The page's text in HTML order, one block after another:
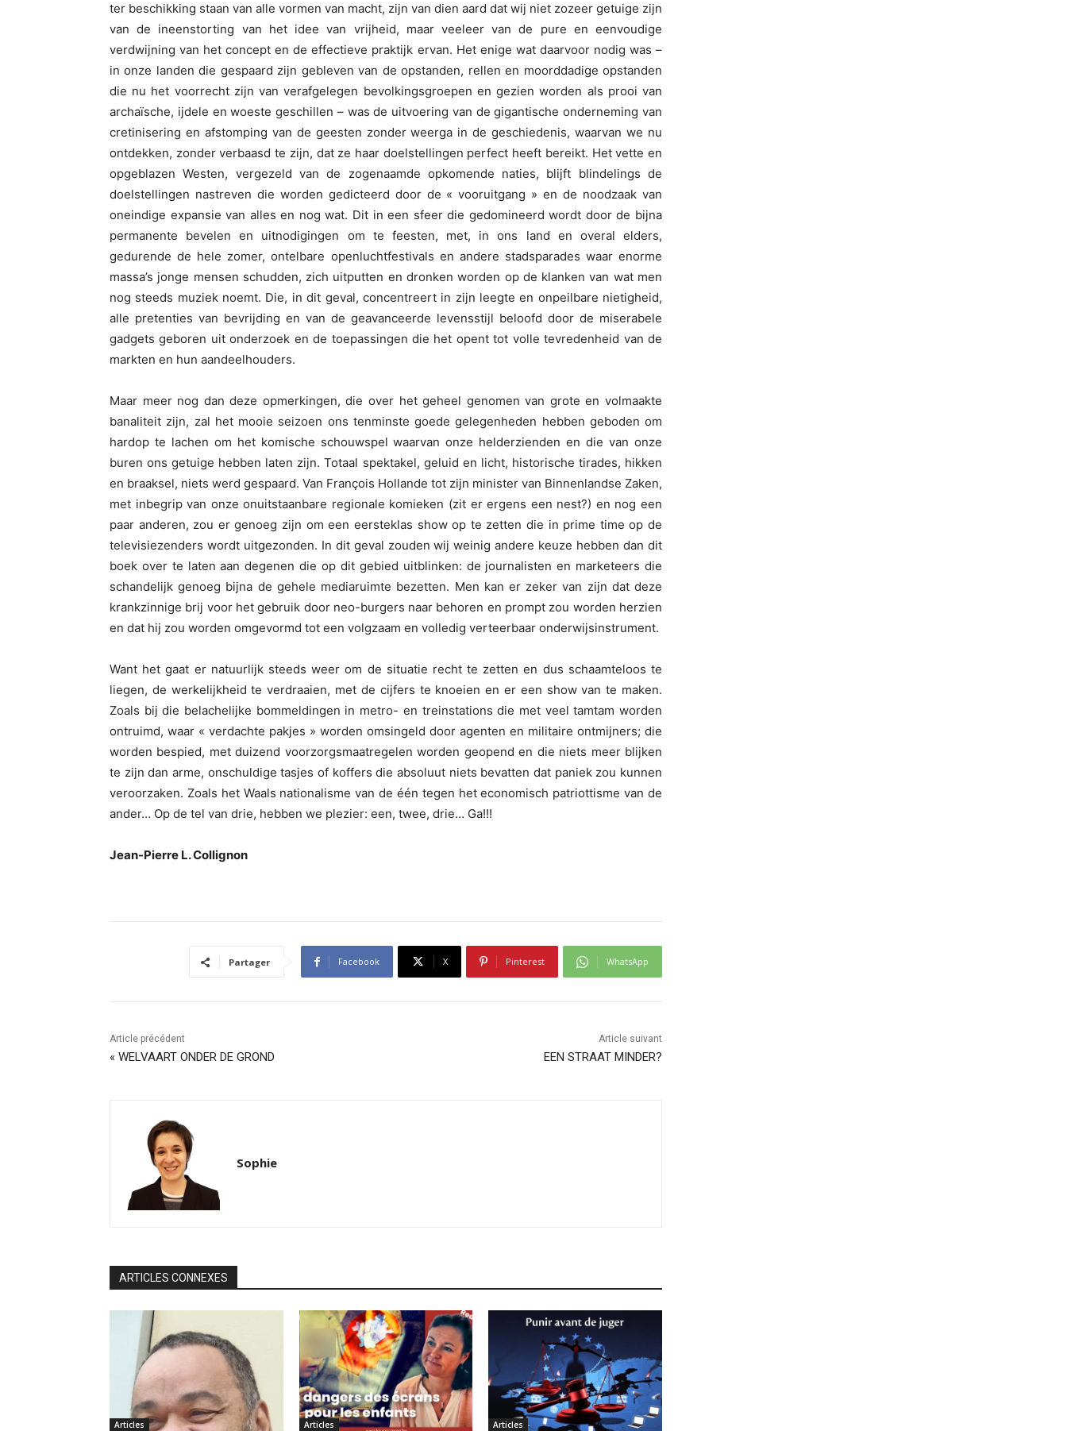
ter beschikking staan van alle vormen van macht, zijn van dien aard dat wij niet zozeer getuige zijn
van de ineenstorting van het idee van vrijheid, maar veeleer van de pure en eenvoudige
verdwijning van het concept en de effectieve praktijk ervan. Het enige wat daarvoor nodig was –
in onze landen die gespaard zijn gebleven van de opstanden, rellen en moorddadige opstanden
die nu het voorrecht zijn van verafgelegen bevolkingsgroepen en gezien worden als prooi van
archaïsche, ijdele en woeste geschillen – was de uitvoering van de gigantische onderneming van
cretinisering en afstomping van de geesten zonder weerga in de geschiedenis, waarvan we nu
ontdekken, zonder verbaasd te zijn, dat ze haar doelstellingen perfect heeft bereikt. Het vette en
opgeblazen Westen, vergezeld van de zogenaamde opkomende naties, blijft blindelings de
doelstellingen nastreven die worden gedicteerd door de « vooruitgang » en de noodzaak van
oneindige expansie van alles en nog wat. Dit in een sfeer die gedomineerd wordt door de bijna
permanente bevelen en uitnodigingen om te feesten, met, in ons land en overal elders,
gedurende de hele zomer, ontelbare openluchtfestivals en andere stadsparades waar enorme
massa’s jonge mensen schudden, zich uitputten en dronken worden op de klanken van wat men
nog steeds muziek noemt. Die, in dit geval, concentreert in zijn leegte en onpeilbare nietigheid,
alle pretenties van bevrijding en van de geavanceerde levensstijl beloofd door de miserabele
gadgets geboren uit onderzoek en de toepassingen die het opent tot volle tevredenheid van de
markten en hun aandeelhouders.
Maar meer nog dan deze opmerkingen, die over het geheel genomen van grote en volmaakte
banaliteit zijn, zal het mooie seizoen ons tenminste goede gelegenheden hebben geboden om
hardop te lachen om het komische schouwspel waarvan onze helderzienden en die van onze
buren ons getuige hebben laten zijn. Totaal spektakel, geluid en licht, historische tirades, hikken
en braaksel, niets werd gespaard. Van François Hollande tot zijn minister van Binnenlandse Zaken,
met inbegrip van onze onuitstaanbare regionale komieken (zit er ergens een nest?) en nog een
paar anderen, zou er genoeg zijn om een eersteklas show op te zetten die in prime time op de
televisiezenders wordt uitgezonden. In dit geval zouden wij weinig andere keuze hebben dan dit
boek over te laten aan degenen die op dit gebied uitblinken: de journalisten en marketeers die
schandelijk genoeg bijna de gehele mediaruimte bezetten. Men kan er zeker van zijn dat deze
krankzinnige brij voor het gebruik door neo-burgers naar behoren en prompt zou worden herzien
en dat hij zou worden omgevormd tot een volgzaam en volledig verteerbaar onderwijsinstrument.
Want het gaat er natuurlijk steeds weer om de situatie recht te zetten en dus schaamteloos te
liegen, de werkelijkheid te verdraaien, met de cijfers te knoeien en er een show van te maken.
Zoals bij die belachelijke bommeldingen in metro- en treinstations die met veel tamtam worden
ontruimd, waar « verdachte pakjes » worden omsingeld door agenten en militaire ontmijners; die
worden bespied, met duizend voorzorgsmaatregelen worden geopend en die niets meer blijken
te zijn dan arme, onschuldige tasjes of koffers die absoluut niets bevatten dat paniek zou kunnen
veroorzaken. Zoals het Waals nationalisme van de één tegen het economisch patriottisme van de
ander… Op de tel van drie, hebben we plezier: een, twee, drie… Ga!!!
Jean-Pierre L. Collignon
Partager Facebook X Pinterest WhatsApp
Article précédent
« WELVAART ONDER DE GROND
Article suivant
EEN STRAAT MINDER?
Sophie
ARTICLES CONNEXES
Articles Articles Articles